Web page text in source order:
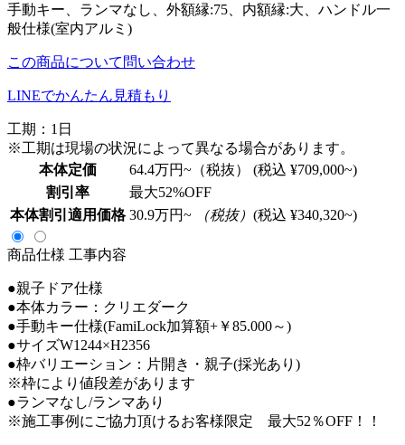
手動キー、ランマなし、外額縁:75、内額縁:大、ハンドル一
般仕様(室内アルミ)
この商品について問い合わせ
LINEでかんたん見積もり
工期：1日
※工期は現場の状況によって異なる場合があります。
本体定価
64.4万円~（税抜）
(税込 ¥709,000~)
割引率
最大52%OFF
本体割引適用価格 30.9万円~ （税抜） (税込 ¥340,320~)
商品仕様 工事内容
●親子ドア仕様
●本体カラー：クリエダーク
●手動キー仕様(FamiLock加算額+￥85.000～)
●サイズW1244×H2356
●枠バリエーション：片開き・親子(採光あり)
※枠により値段差があります
●ランマなし/ランマあり
※施工事例にご協力頂けるお客様限定 最大52％OFF！！